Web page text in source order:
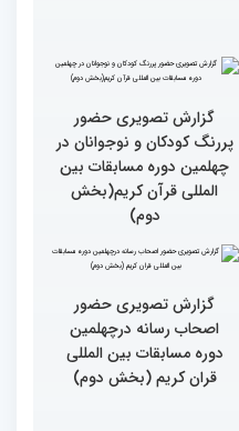
گزارش تصویری حضور
نمایشگاهی چهلمین دوره
مسابقات بین المللی قران
کریم(بخش اول)
مردم مفاهیم و تعالیم قرآن
را در زندگی به کار گیرند